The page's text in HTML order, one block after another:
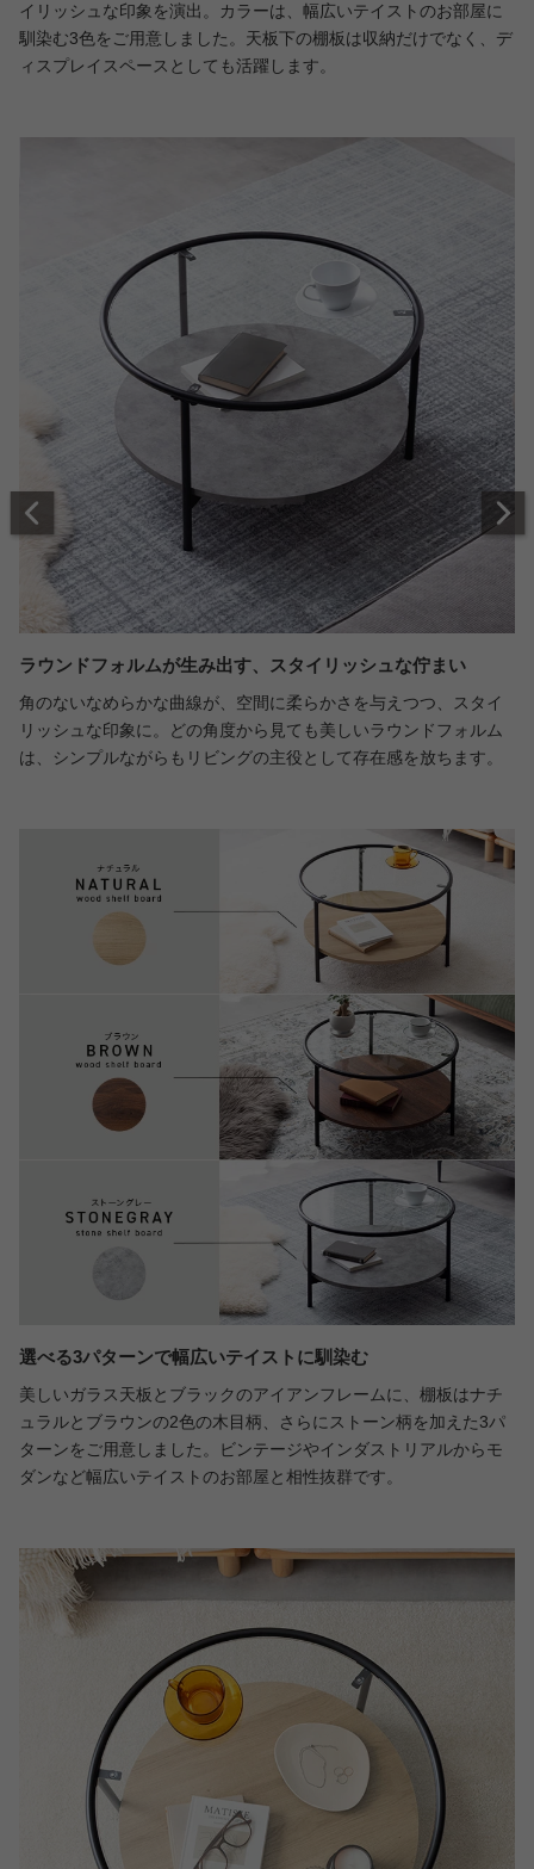
イリッシュな印象を演出。カラーは、幅広いテイストのお部屋に
馴染む3色をご用意しました。天板下の棚板は収納だけでなく、デ
ィスプレイスペースとしても活躍します。
ラウンドフォルムが生み出す、スタイリッシュな佇まい
角のないなめらかな曲線が、空間に柔らかさを与えつつ、スタイ
リッシュな印象に。どの角度から見ても美しいラウンドフォルム
は、シンプルながらもリビングの主役として存在感を放ちます。
選べる3パターンで幅広いテイストに馴染む
美しいガラス天板とブラックのアイアンフレームに、棚板はナチ
ュラルとブラウンの2色の木目柄、さらにストーン柄を加えた3パ
ターンをご用意しました。ビンテージやインダストリアルからモ
ダンなど幅広いテイストのお部屋と相性抜群です。